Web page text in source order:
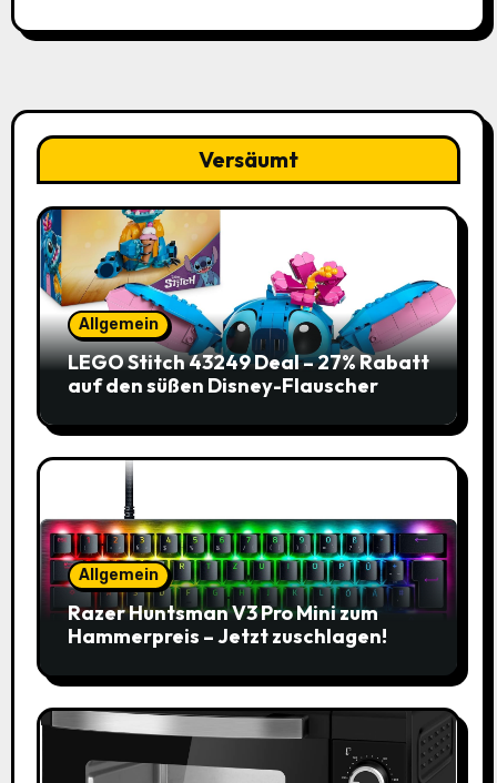
Versäumt
Allgemein
LEGO Stitch 43249 Deal – 27% Rabatt
auf den süßen Disney-Flauscher
Allgemein
Razer Huntsman V3 Pro Mini zum
Hammerpreis – Jetzt zuschlagen!